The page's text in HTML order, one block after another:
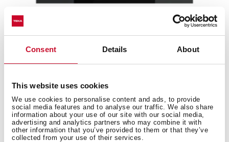
Consent Details About
This website uses cookies
We use cookies to personalise content and ads, to provide
social media features and to analyse our traffic. We also share
information about your use of our site with our social media,
advertising and analytics partners who may combine it with
other information that you’ve provided to them or that they’ve
collected from your use of their services.
Van Gogh ML 82 VG